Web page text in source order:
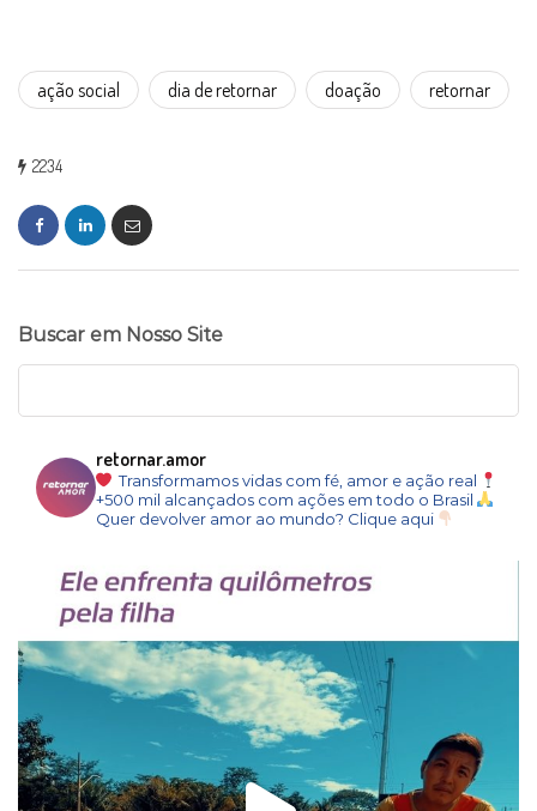
ação social dia de retornar doação retornar
2234
Buscar em Nosso Site
retornar.amor
Transformamos vidas com fé, amor e ação real
+500 mil alcançados com ações em todo o Brasil
Quer devolver amor ao mundo? Clique aqui